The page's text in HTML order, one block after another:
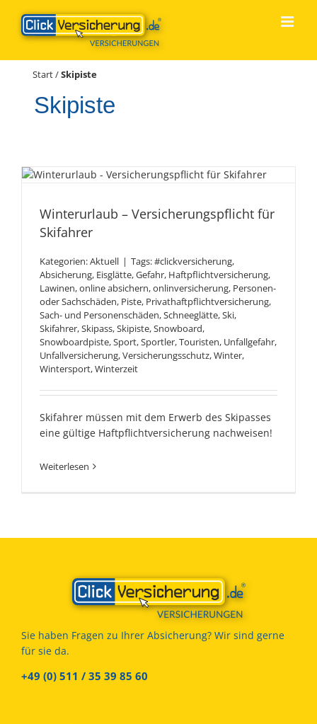
Inhalt
springen
Start/Skipiste
Skipiste
Winterurlaub –
Skifahrer
Winterurlaub – Versicherungspflicht für
Skifahrer
Kategorien:Aktuell | Tags:#clickversicherung,
Absicherung, Eisglätte,Gefahr, Haftpflichtversicherung,
Lawinen,online absichern,onlinversicherung, Personen-
oder Sachschäden, Piste, Privathaftpflichtversicherung,
Sach- und Personenschäden,Schneeglätte,Ski,
Skifahrer,Skipass,Skipiste,Snowboard,
Snowboardpiste,Sport,Sportler,Touristen, Unfallgefahr,
Unfallversicherung,Versicherungsschutz,Winter,
Wintersport,Winterzeit
Skifahrer müssen mit dem Erwerb des Skipasses
eine gültige Haftpflichtversicherung nachweisen!
Weiterlesen
Sie haben Fragen zu Ihrer Absicherung? Wir sind gerne
für sie da.
+49 (0) 511 / 35 39 85 60